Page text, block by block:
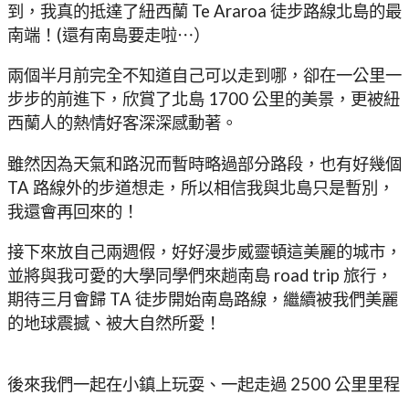
到，我真的抵達了紐西蘭 Te Araroa 徒步路線北島的最
南端！(還有南島要走啦⋯）
兩個半月前完全不知道自己可以走到哪，卻在一公里一
步步的前進下，欣賞了北島 1700 公里的美景，更被紐
西蘭人的熱情好客深深感動著。
雖然因為天氣和路況而暫時略過部分路段，也有好幾個
TA 路線外的步道想走，所以相信我與北島只是暫別，
我還會再回來的！
接下來放自己兩週假，好好漫步威靈頓這美麗的城市，
並將與我可愛的大學同學們來趟南島 road trip 旅行，
期待三月會歸 TA 徒步開始南島路線，繼續被我們美麗
的地球震撼、被大自然所愛！
後來我們一起在小鎮上玩耍、一起走過 2500 公里里程